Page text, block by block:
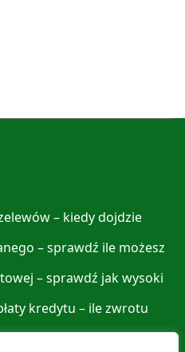
– kiedy dojdzie
– sprawdź ile możesz
– sprawdź jak wysoki
kredytu – ile zwrotu
– sprawdź ile możesz